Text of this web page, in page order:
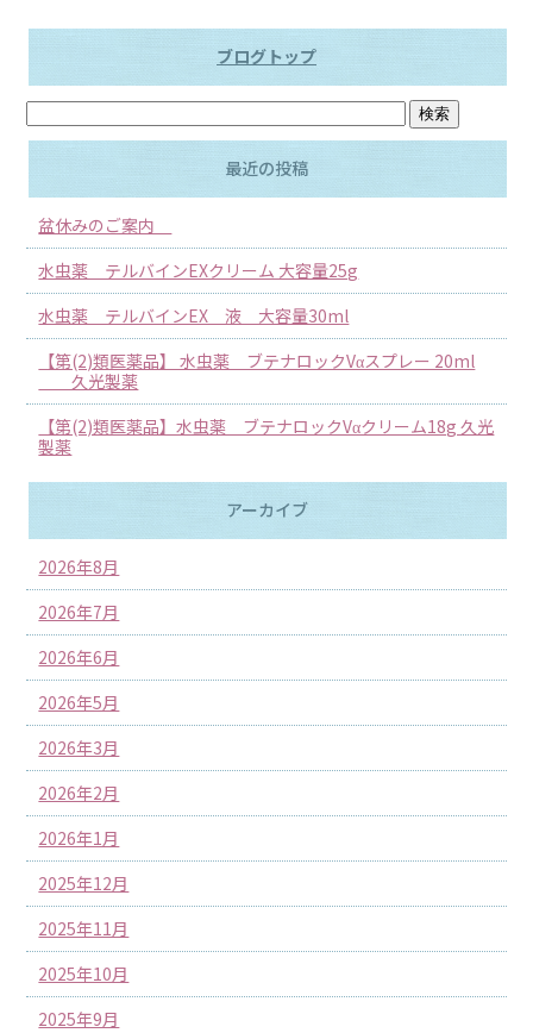
ブログトップ
最近の投稿
盆休みのご案内
水虫薬 テルバインEXクリーム 大容量25g
水虫薬 テルバインEX 液 大容量30ml
【第(2)類医薬品】 水虫薬 ブテナロックVαスプレー 20ml
久光製薬
【第(2)類医薬品】水虫薬 ブテナロックVαクリーム18g 久光
製薬
アーカイブ
2026年8月
2026年7月
2026年6月
2026年5月
2026年3月
2026年2月
2026年1月
2025年12月
2025年11月
2025年10月
2025年9月